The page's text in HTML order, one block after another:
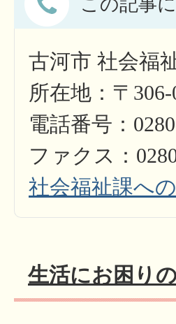
この記事
古河市 社会福
所在地：〒
電話番号：
ファクス：
社会福祉課へ
生活にお困り